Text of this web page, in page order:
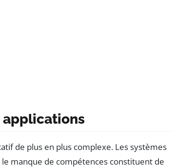
applications
de plus en plus complexe. Les systèmes
le manque de compétences constituent de